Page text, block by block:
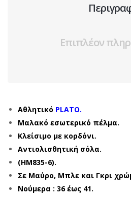
Επιπλέον
Αθλητικό PLATO.
Μαλακό εσωτερικό πέλμα.
Κλείσιμο με κορδόνι.
Αντιολισθητική σόλα.
(HM835-6).
Σε Μαύρο, Μπλε και Γκρι
Νούμερα : 36 έως 41.